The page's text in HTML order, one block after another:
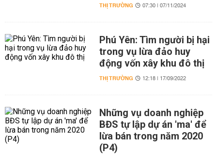
THỊ TRƯỜNG 07:30 | 07/11/2024
Phú Yên: Tìm người bị hại
trong vụ lừa đảo huy
động vốn xây khu đô thị
THỊ TRƯỜNG 12:18 | 17/09/2022
Những vụ doanh nghiệp
BĐS tự lập dự án 'ma' để
lừa bán trong năm 2020
(P4)